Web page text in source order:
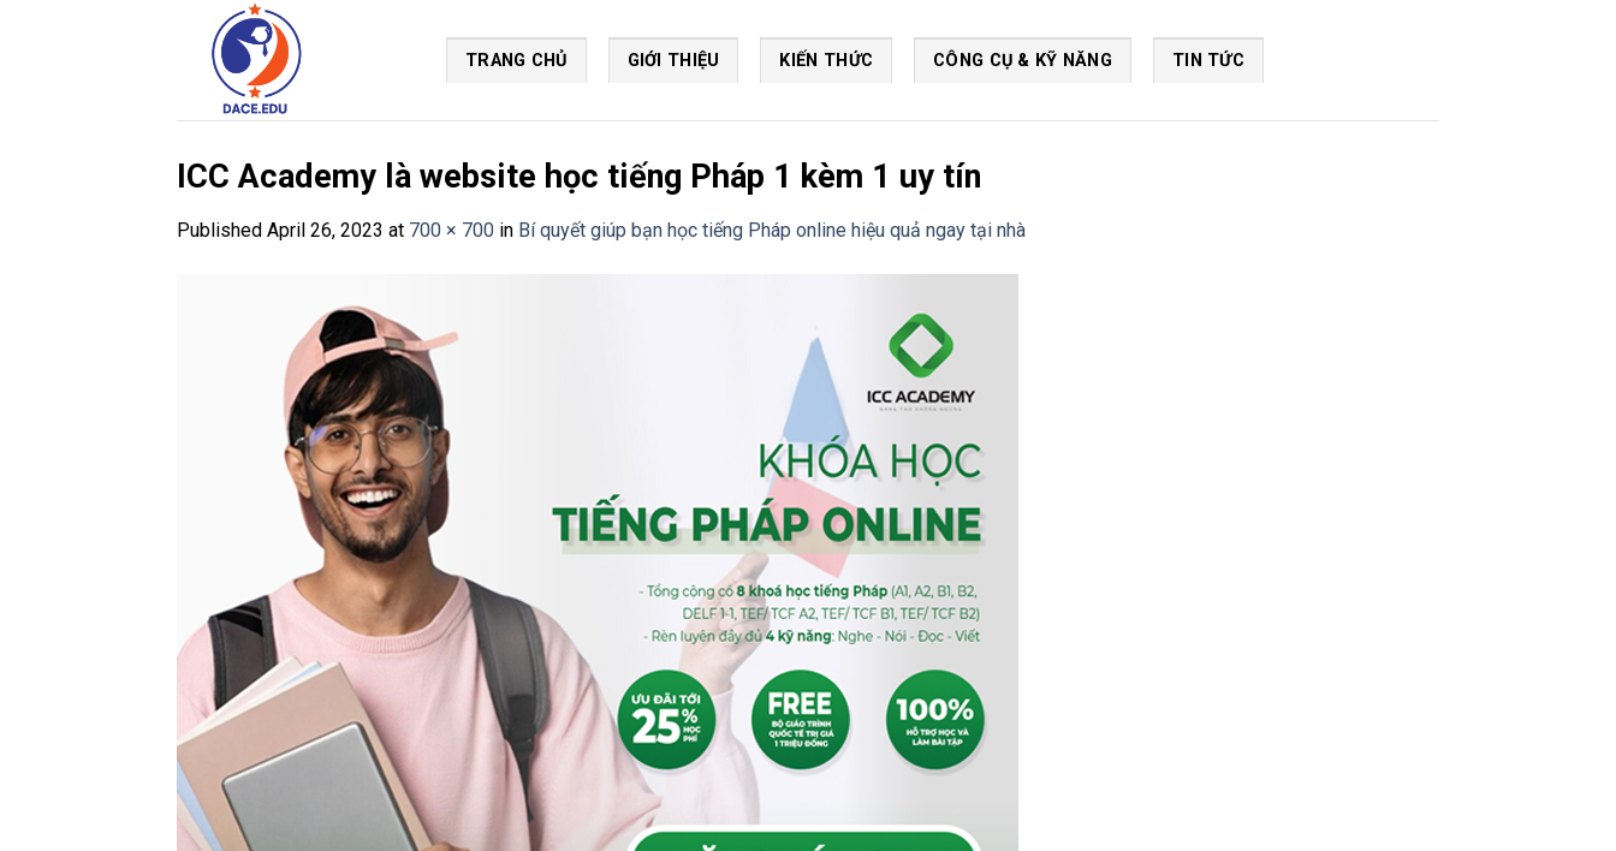
TRANG CHỦ GIỚI THIỆU KIẾN THỨC CÔNG CỤ & KỸ NĂNG TIN TỨC
ICC Academy là website học tiếng Pháp 1 kèm 1 uy tín
Published April 26, 2023 at 700 × 700 in Bí quyết giúp bạn học tiếng Pháp online hiệu quả ngay tại nhà